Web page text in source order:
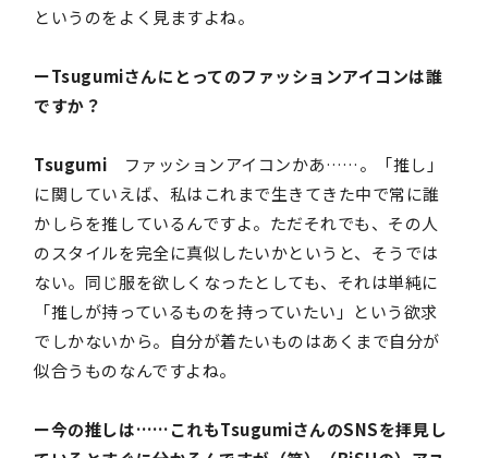
というのをよく見ますよね。
ーTsugumiさんにとってのファッションアイコンは誰
ですか？
Tsugumi
ファッションアイコンかあ……。「推し」
に関していえば、私はこれまで生きてきた中で常に誰
かしらを推しているんですよ。ただそれでも、その人
のスタイルを完全に真似したいかというと、そうでは
ない。同じ服を欲しくなったとしても、それは単純に
「推しが持っているものを持っていたい」という欲求
でしかないから。自分が着たいものはあくまで自分が
似合うものなんですよね。
ー今の推しは……これもTsugumiさんのSNSを拝見し